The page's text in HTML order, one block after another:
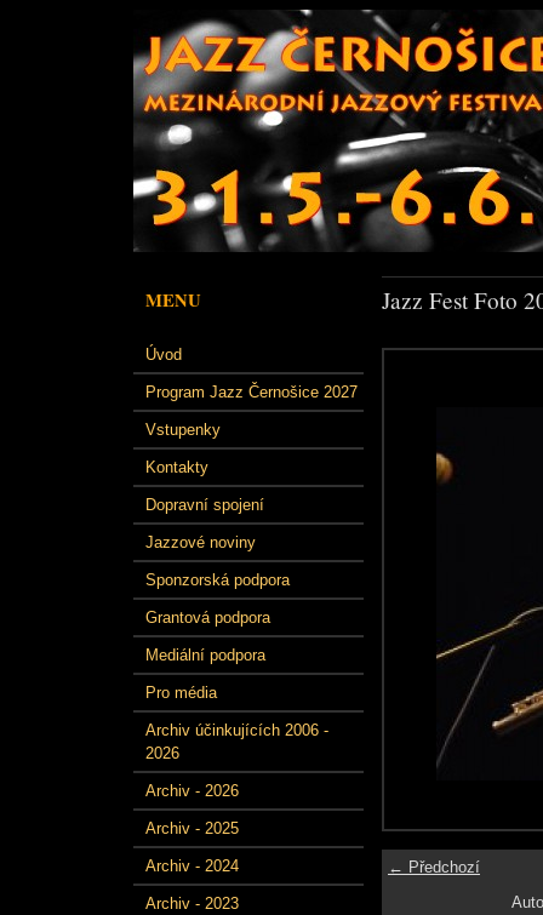
MENU
Úvod
Program Jazz Černošice 2027
Vstupenky
Kontakty
Dopravní spojení
Jazzové noviny
Sponzorská podpora
Grantová podpora
Mediální podpora
Pro média
Archiv účinkujících 2006 -
2026
Archiv - 2026
Archiv - 2025
Archiv - 2024
Archiv - 2023
Jazz Fest Foto
← Předchozí